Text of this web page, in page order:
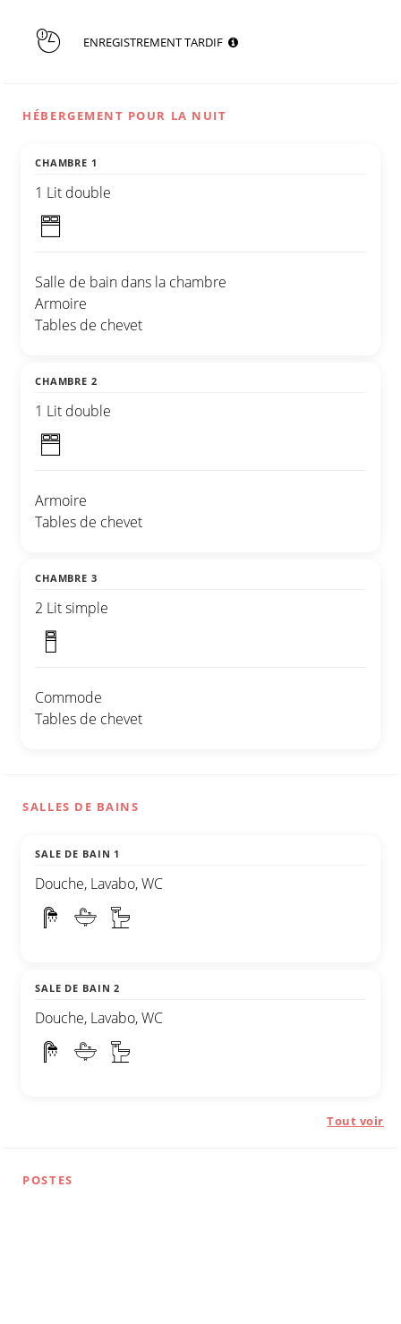
ENREGISTREMENT TARDIF
HÉBERGEMENT POUR LA NUIT
CHAMBRE 1
1 Lit double
Salle de bain dans la chambre
Armoire
Tables de chevet
CHAMBRE 2
1 Lit double
Armoire
Tables de chevet
CHAMBRE 3
2 Lit simple
Commode
Tables de chevet
SALLES DE BAINS
SALE DE BAIN 1
Douche, Lavabo, WC
SALE DE BAIN 2
Douche, Lavabo, WC
Tout voir
POSTES